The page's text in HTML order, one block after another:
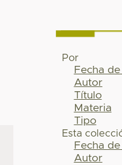
Por
Fecha
Autor
Título
Materia
Tipo
Esta
Fecha
Autor